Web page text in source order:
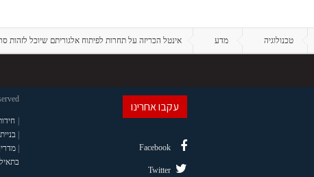
טכנולוגיה מדע אינטל הכריזה על תחרות לפיתוח אלגוריתם שיוכל לזהות
עקבו אחרינו
Facebook
Twitter
|
|
|